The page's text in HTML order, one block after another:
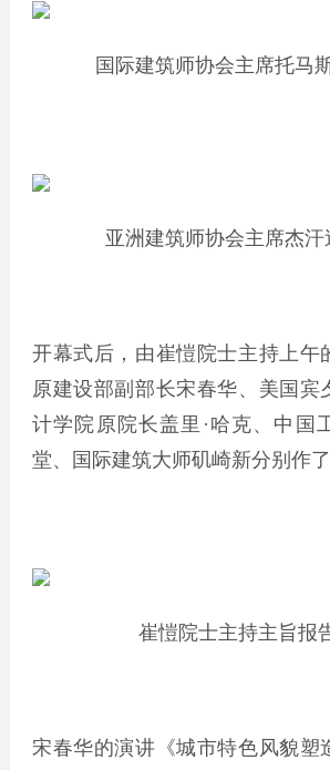
国际建筑师协会主席托马
亚洲建筑师协会主席杰汗
开幕式后，由崔愷院士主持上午
原建设部副部长宋春华、美国宾
计学院原院长盖里·哈克、中国
堂、国际建筑大师矶崎新分别作了
崔愷院士主持主旨报
宋春华的演讲《城市特色风貌塑